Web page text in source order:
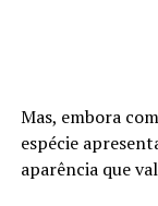
Mas, embora
espécie
aparência que